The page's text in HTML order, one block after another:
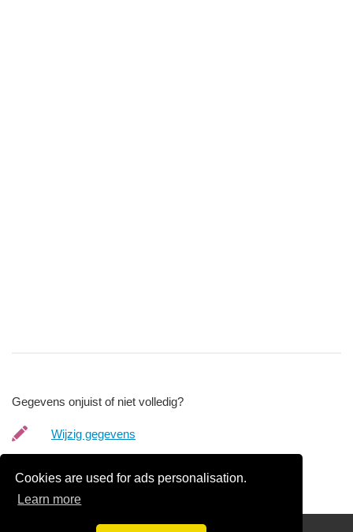
Cookies are used for ads personalisation.
Learn more
Gegevens onjuist of niet volledig?
Wijzig gegevens